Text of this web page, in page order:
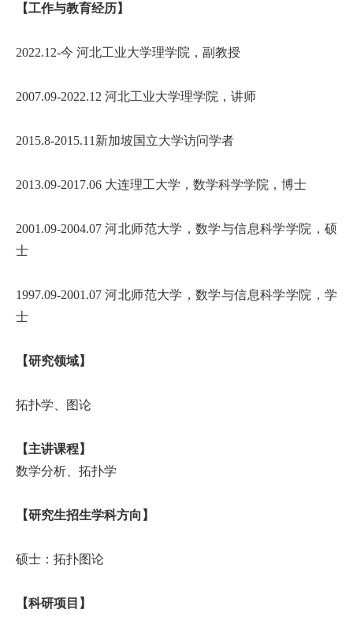
【工作与教育经历】
2022.12-今 河北工业大学理学院，副教授
2007.09-2022.12 河北工业大学理学院，讲师
2015.8-2015.11新加坡国立大学访问学者
2013.09-2017.06 大连理工大学，数学科学学院，博士
2001.09-2004.07 河北师范大学，数学与信息科学学院，硕
士
1997.09-2001.07 河北师范大学，数学与信息科学学院，学
士
【研究领域】
拓扑学、图论
【主讲课程】
数学分析、拓扑学
【研究生招生学科方向】
硕士：拓扑图论
【科研项目】